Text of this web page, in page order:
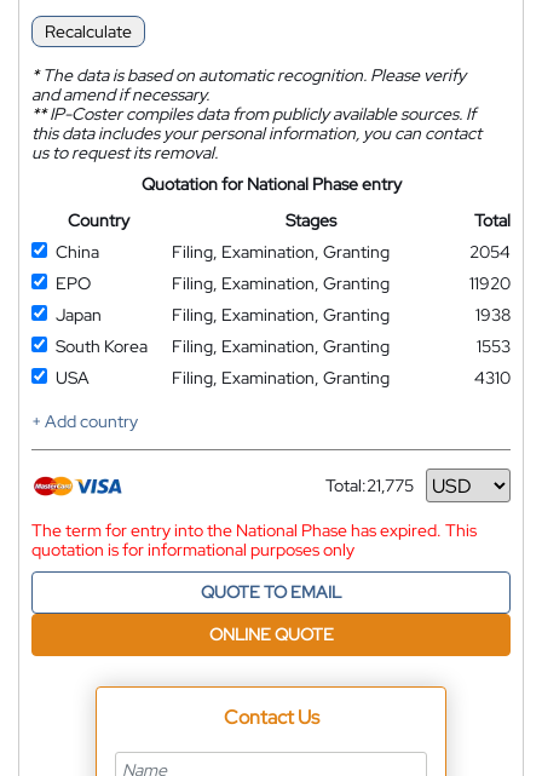
Recalculate
*The data is based on automatic recognition. Please verify
and amend if necessary.
**IP-Coster compiles data from publicly available sources. If
this data includes your personal information, you can contact
us to request its removal.
Quotation for National Phase entry
Country
Stages
Total
China
Filing, Examination, Granting
2054
EPO
Filing, Examination, Granting
11920
Japan
Filing, Examination, Granting
1938
South Korea
Filing, Examination, Granting
1553
USA
Filing, Examination, Granting
4310
+ Add country
Total:21,775
Currency
The term for entry into the National Phase has expired. This
quotation is for informational purposes only
QUOTE TO EMAIL
ONLINE QUOTE
Contact Us